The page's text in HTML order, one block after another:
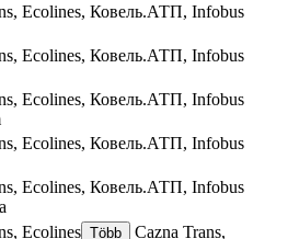
Ecolines, Ковель.АТП, Infobus
Ecolines, Ковель.АТП, Infobus
Ecolines, Ковель.АТП, Infobus
Ecolines, Ковель.АТП, Infobus
Ecolines, Ковель.АТП, Infobus
Ecolines Több
Cazna Trans,